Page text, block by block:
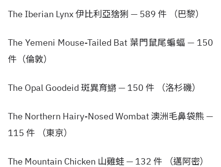
The Iberian Lynx 伊比利亞猞猁 — 589 件 （巴黎）
The Yemeni Mouse-Tailed Bat 葉門鼠尾蝙蝠 — 150
件（倫敦）
The Opal Goodeid 斑異育鱂 — 150 件 （洛杉磯）
The Northern Hairy-Nosed Wombat 澳洲毛鼻袋熊 —
115 件 （東京）
The Mountain Chicken 山雞蛙 — 132 件 （邁阿密）